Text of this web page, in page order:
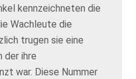
kennzeichneten die
Wachleute die
trugen sie eine
der ihre
war. Diese Nummer